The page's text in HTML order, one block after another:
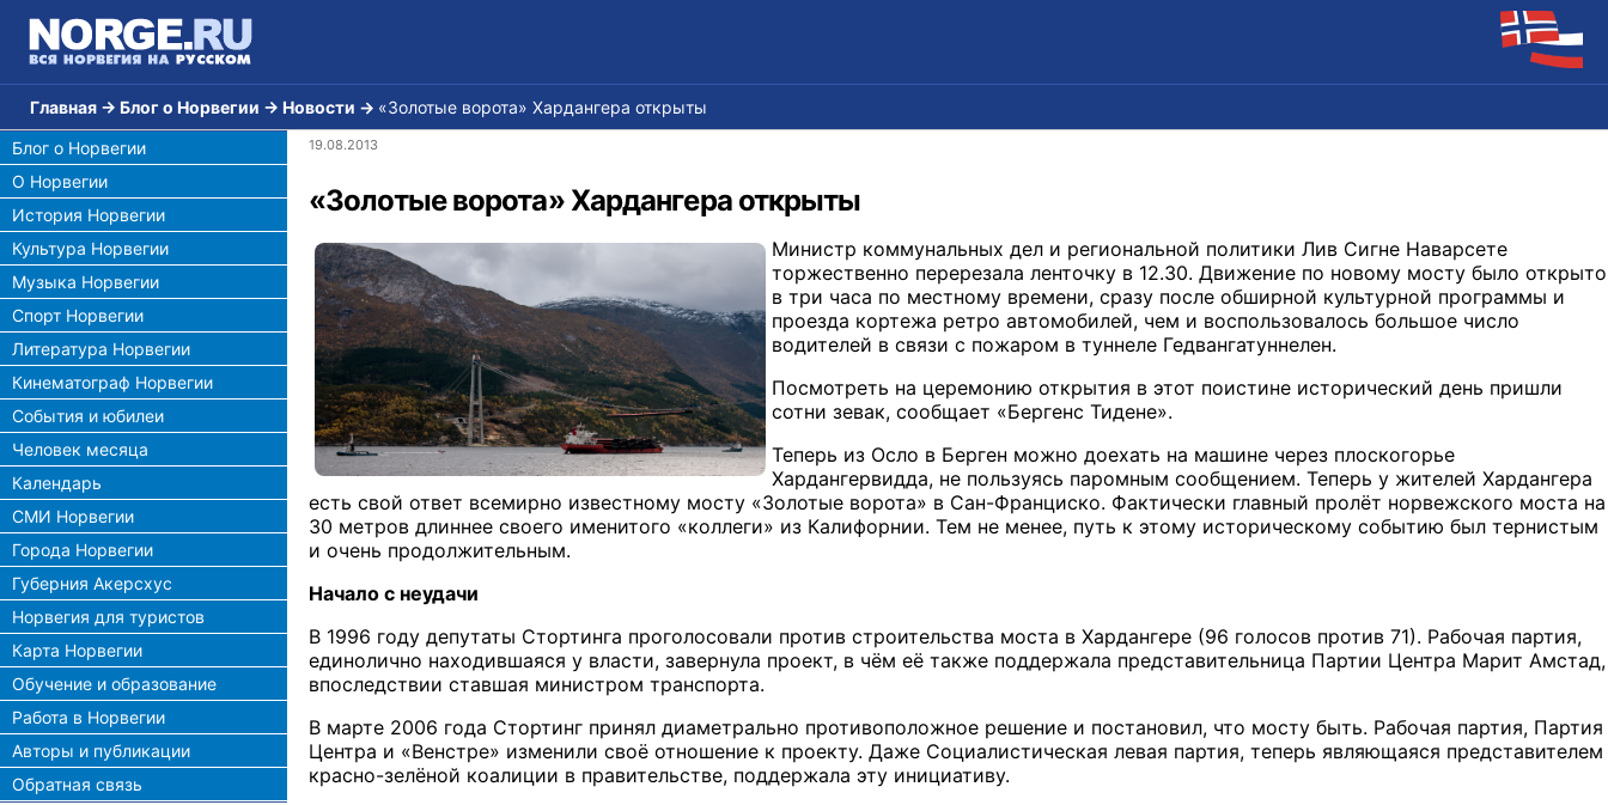
Главная → Блог о Норвегии → Новости → «Золотые ворота» Хардангера открыты
Блог о Норвегии
О Норвегии
История Норвегии
Культура Норвегии
Музыка Норвегии
Спорт Норвегии
Литература Норвегии
Кинематограф Норвегии
События и юбилеи
Человек месяца
Календарь
СМИ Норвегии
Города Норвегии
Губерния Акерсхус
Норвегия для туристов
Карта Норвегии
Обучение и образование
Работа в Норвегии
Авторы и публикации
Обратная связь
19.08.2013
«Золотые ворота» Хардангера открыты
Министр коммунальных дел и региональной политики Лив Сигне Наварсете
торжественно перерезала ленточку в 12.30. Движение по новому мосту было открыто
в три часа по местному времени, сразу после обширной культурной программы и
проезда кортежа ретро автомобилей, чем и воспользовалось большое число
водителей в связи с пожаром в туннеле Гедвангатуннелен.
Посмотреть на церемонию открытия в этот поистине исторический день пришли
сотни зевак, сообщает «Бергенс Тидене».
Теперь из Осло в Берген можно доехать на машине через плоскогорье
Хардангервидда, не пользуясь паромным сообщением. Теперь у жителей Хардангера
есть свой ответ всемирно известному мосту «Золотые ворота» в Сан-Франциско. Фактически главный пролёт норвежского моста на
30 метров длиннее своего именитого «коллеги» из Калифорнии. Тем не менее, путь к этому историческому событию был тернистым
и очень продолжительным.
Начало с неудачи
В 1996 году депутаты Стортинга проголосовали против строительства моста в Хардангере (96 голосов против 71). Рабочая партия,
единолично находившаяся у власти, завернула проект, в чём её также поддержала представительница Партии Центра Марит Амстад,
впоследствии ставшая министром транспорта.
В марте 2006 года Стортинг принял диаметрально противоположное решение и постановил, что мосту быть. Рабочая партия, Партия
Центра и «Венстре» изменили своё отношение к проекту. Даже Социалистическая левая партия, теперь являющаяся представителем
красно-зелёной коалиции в правительстве, поддержала эту инициативу.